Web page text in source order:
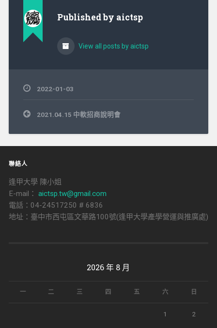
Published by aictsp
View all posts by aictsp
2022-01-03
文
章
覽
2021.04.15 中軟招商說明會
聯絡人
逢甲大學 陳小姐
E-mail： aictsp.tw@gmail.com
電話：04-24517250 # 6836
地址：臺中市西屯區文華路100號(逢甲大學產學營運與推廣處)
2026 年 8 月
一 二 三 四 五 六 日
1 2